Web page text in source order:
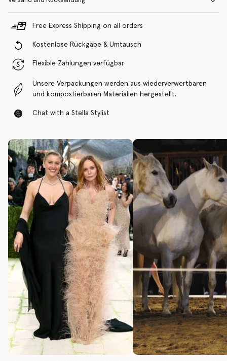
Free Express Shipping on all orders
Kostenlose Rückgabe & Umtausch
Flexible Zahlungen verfügbar
Unsere Verpackungen werden aus wiederverwertbaren
und kompostierbaren Materialien hergestellt.
Chat with a Stella Stylist